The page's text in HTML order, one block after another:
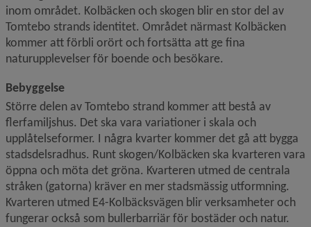
inom området. Kolbäcken och skogen blir en stor del av
Tomtebo strands identitet. Området närmast Kolbäcken
kommer att förbli orört och fortsätta att ge fina
naturupplevelser för boende och besökare.
Bebyggelse
Större delen av Tomtebo strand kommer att bestå av
flerfamiljshus. Det ska vara variationer i skala och
upplåtelse­former. I några kvarter kommer det gå att bygga
stadsdelsradhus. Runt skogen/Kolbäcken ska kvarteren vara
öppna och möta det gröna. Kvarteren utmed de centrala
stråken (gatorna) kräver en mer stadsmässig utformning.
Kvarteren utmed E4-Kolbäcksvägen blir verksamheter och
fungerar också som bullerbarriär för bostäder och natur.